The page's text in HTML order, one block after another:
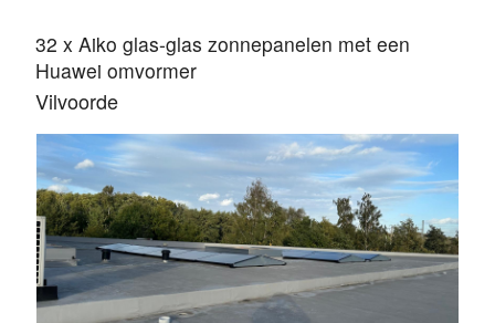
32 x Aiko glas-glas zonnepanelen met een
Huawei omvormer
Vilvoorde